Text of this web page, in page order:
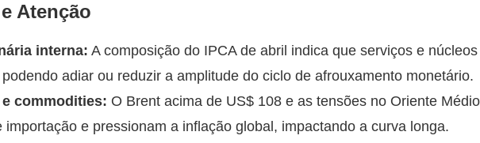
Atenção
interna: A composição do IPCA de abril indica que serviços e núcleos
adiar ou reduzir a amplitude do ciclo de afrouxamento monetário.
commodities: O Brent acima de US$ 108 e as tensões no Oriente Médio
importação e pressionam a inflação global, impactando a curva longa.